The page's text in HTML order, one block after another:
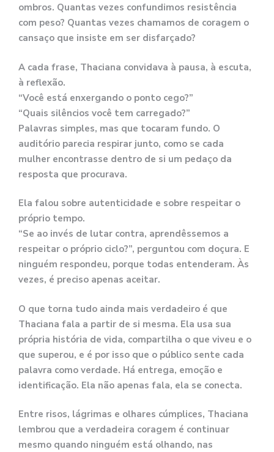
ombros. Quantas vezes confundimos resistência
com peso? Quantas vezes chamamos de coragem o
cansaço que insiste em ser disfarçado?
A cada frase, Thaciana convidava à pausa, à escuta,
à reflexão.
“Você está enxergando o ponto cego?”
“Quais silêncios você tem carregado?”
Palavras simples, mas que tocaram fundo. O
auditório parecia respirar junto, como se cada
mulher encontrasse dentro de si um pedaço da
resposta que procurava.
Ela falou sobre autenticidade e sobre respeitar o
próprio tempo.
“Se ao invés de lutar contra, aprendêssemos a
respeitar o próprio ciclo?”, perguntou com doçura. E
ninguém respondeu, porque todas entenderam. Às
vezes, é preciso apenas aceitar.
O que torna tudo ainda mais verdadeiro é que
Thaciana fala a partir de si mesma. Ela usa sua
própria história de vida, compartilha o que viveu e o
que superou, e é por isso que o público sente cada
palavra como verdade. Há entrega, emoção e
identificação. Ela não apenas fala, ela se conecta.
Entre risos, lágrimas e olhares cúmplices, Thaciana
lembrou que a verdadeira coragem é continuar
mesmo quando ninguém está olhando, nas